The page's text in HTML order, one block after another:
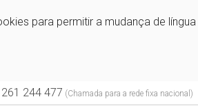
para permitir a mudança de
261 244 477 (Chamada para a rede fixa nacional)